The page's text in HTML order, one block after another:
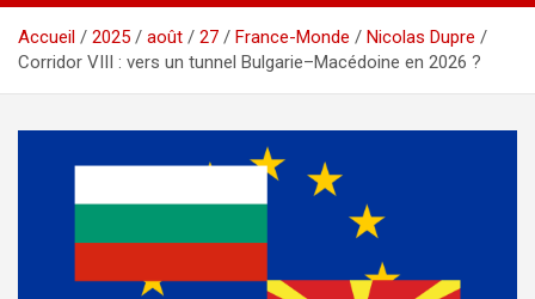
Accueil 2025 août 27 France-Monde
Nicolas Dupre
Corridor VIII : vers un tunnel Bulgarie–Macédoine en 2026 ?